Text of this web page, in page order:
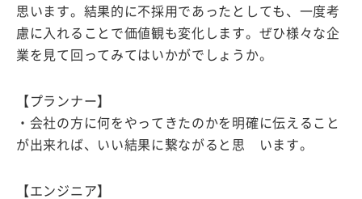
思います。結果的に不採用であったとしても、一度考
慮に入れることで価値観も変化します。ぜひ様々な企
業を見て回ってみてはいかがでしょうか。
【プランナー】
・会社の方に何をやってきたのかを明確に伝えること
が出来れば、いい結果に繋ながると思 います。
【エンジニア】